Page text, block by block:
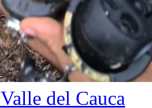
Valle del Cauca